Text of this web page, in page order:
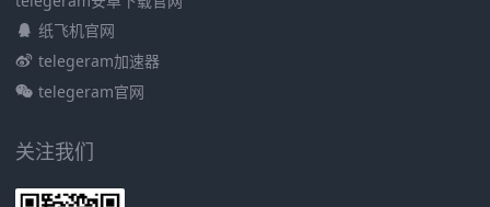
纸飞机官网
telegeram加速器
telegeram官网
关注我们